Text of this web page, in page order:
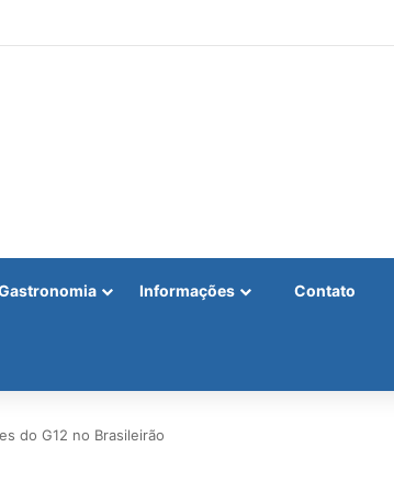
Informações Contato
do G12 no Brasileirão